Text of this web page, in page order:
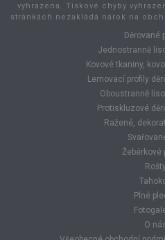
vyhrazena. Tiskové chyby
stránkách nezakládá nárok na
Děrované
Jednostranně
Kovové tkaniny,
Lemovací profily
Oboustranně
Protiskluzové
Ražené,
Žebérkové
Rošty
Plné
O